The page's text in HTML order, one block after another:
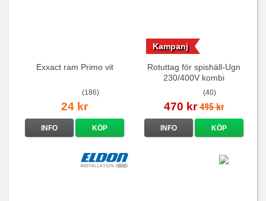
Exxact ram Primo vit
(186)
24 kr
INFO KÖP
Rotuttag för spishäll-Ugn
230/400V kombi
(40)
Kampanj
470 kr 495 kr
INFO KÖP